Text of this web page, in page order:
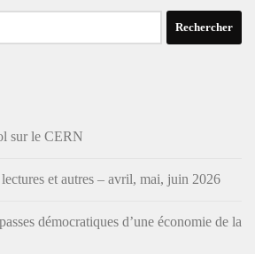
sur le CERN
et autres – avril, mai, juin 2026
démocratiques d’une économie de la